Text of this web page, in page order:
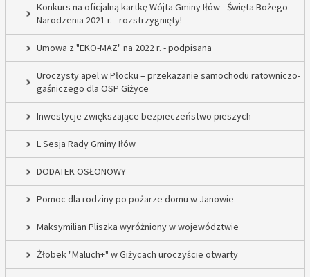
Konkurs na oficjalną kartkę Wójta Gminy Iłów - Święta Bożego
Narodzenia 2021 r. - rozstrzygnięty!
Umowa z "EKO-MAZ" na 2022 r. - podpisana
Uroczysty apel w Płocku – przekazanie samochodu ratowniczo-
gaśniczego dla OSP Giżyce
Inwestycje zwiększające bezpieczeństwo pieszych
L Sesja Rady Gminy Iłów
DODATEK OSŁONOWY
Pomoc dla rodziny po pożarze domu w Janowie
Maksymilian Pliszka wyróżniony w województwie
Żłobek "Maluch+" w Giżycach uroczyście otwarty